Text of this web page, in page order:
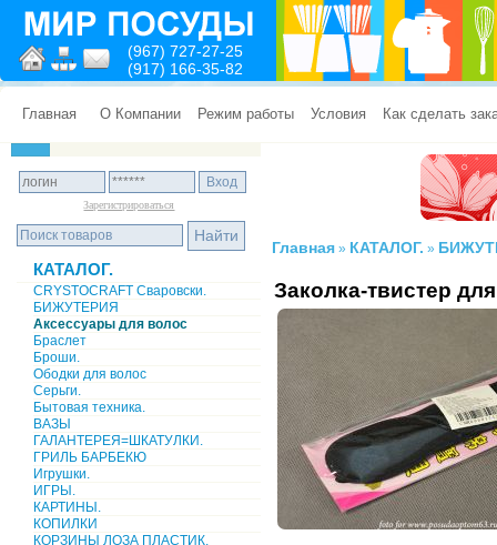
(967) 727-27-25
(917) 166-35-82
Главная О Компании Режим работы Условия Как сделать
Зарегистрироваться
КАТАЛОГ.
CRYSTOCRAFT Сваровски.
БИЖУТЕРИЯ
Аксессуары для волос
Браслет
Броши.
Ободки для волос
Серьги.
Бытовая техника.
ВАЗЫ
ГАЛАНТЕРЕЯ=ШКАТУЛКИ.
ГРИЛЬ БАРБЕКЮ
Игрушки.
ИГРЫ.
КАРТИНЫ.
КОПИЛКИ
КОРЗИНЫ ЛОЗА ПЛАСТИК.
Главная » КАТАЛОГ. »
Заколка-твистер